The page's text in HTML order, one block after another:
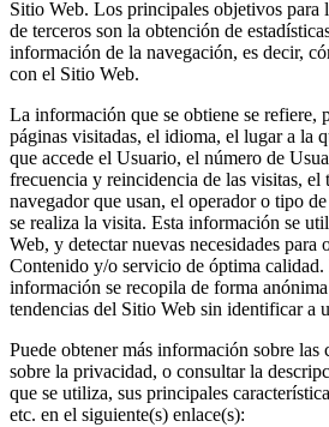
Sitio Web. Los principales objetivos para
de terceros son la obtención de
información de la navegación, es decir,
con el Sitio Web.
La información que se obtiene se refiere,
páginas visitadas, el idioma, el lugar a la
que accede el Usuario, el número de
frecuencia y reincidencia de las visitas, el
navegador que usan, el operador o tipo
se realiza la visita. Esta información se
Web, y detectar nuevas necesidades para
Contenido y/o servicio de óptima calidad.
información se recopila de forma
tendencias del Sitio Web sin identificar a
Puede obtener más información sobre
sobre la privacidad, o consultar la
que se utiliza, sus principales
etc. en el siguiente(s) enlace(s):